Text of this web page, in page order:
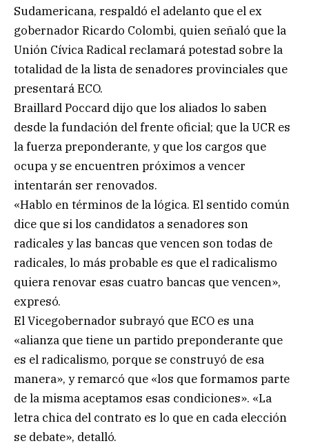
Sudamericana, respaldó el adelanto que el ex
gobernador Ricardo Colombi, quien señaló que la
Unión Cívica Radical reclamará potestad sobre la
totalidad de la lista de senadores provinciales que
presentará ECO.
Braillard Poccard dijo que los aliados lo saben
desde la fundación del frente oficial; que la UCR es
la fuerza preponderante, y que los cargos que
ocupa y se encuentren próximos a vencer
intentarán ser renovados.
«Hablo en términos de la lógica. El sentido común
dice que si los candidatos a senadores son
radicales y las bancas que vencen son todas de
radicales, lo más probable es que el radicalismo
quiera renovar esas cuatro bancas que vencen»,
expresó.
El Vicegobernador subrayó que ECO es una
«alianza que tiene un partido preponderante que
es el radicalismo, porque se construyó de esa
manera», y remarcó que «los que formamos parte
de la misma aceptamos esas condiciones». «La
letra chica del contrato es lo que en cada elección
se debate», detalló.